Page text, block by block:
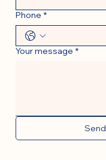
Phone *
Your message *
Send